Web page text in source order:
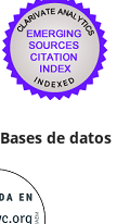
Bases de datos